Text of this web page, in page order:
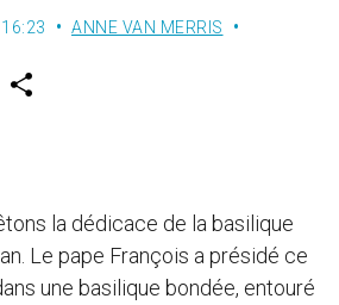
ANNE VAN MERRIS
w
la dédicace de la basilique
Le pape François a présidé ce
une basilique bondée, entouré